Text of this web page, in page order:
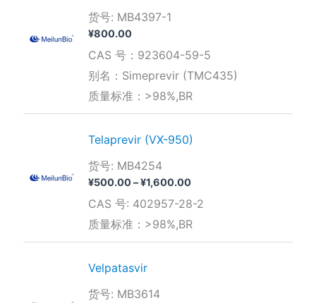
货号: MB4397-1
¥800.00
CAS 号：923604-59-5
别名：Simeprevir (TMC435)
质量标准：>98%,BR
Telaprevir (VX-950)
货号: MB4254
¥500.00–¥1,600.00价
范
围：
¥500.00
至
CAS 号: 402957-28-2
质量标准：>98%,BR
Velpatasvir
货号: MB3614